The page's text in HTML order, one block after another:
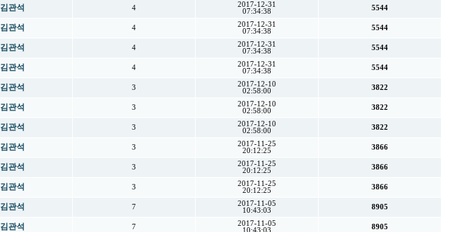
김관석 4
2017-12-31
07:34:38
5544
김관석 4
2017-12-31
07:34:38
5544
김관석 4
2017-12-31
07:34:38
5544
김관석 4
2017-12-31
07:34:38
5544
김관석 3
2017-12-10
02:58:00
3822
김관석 3
2017-12-10
02:58:00
3822
김관석 3
2017-12-10
02:58:00
3822
김관석 3
2017-11-25
20:12:25
3866
김관석 3
2017-11-25
20:12:25
3866
김관석 3
2017-11-25
20:12:25
3866
김관석 7
2017-11-05
10:43:03
8905
김관석 7
2017-11-05
10:43:03
8905